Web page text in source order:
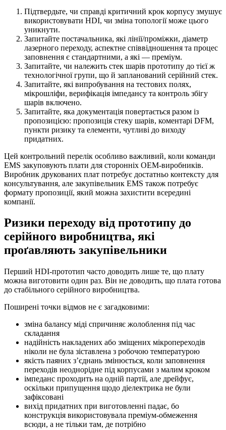
Підтвердьте, чи справді критичний крок корпусу змушує
використовувати HDI, чи зміна топології може цього
уникнути.
Запитайте постачальника, які лінії/проміжки, діаметр
лазерного переходу, аспектне співвідношення та процес
заповнення є стандартними, а які — преміум.
Запитайте, чи належить стек шарів прототипу до тієї ж
технологічної групи, що й запланований серійний стек.
Запитайте, які випробування на тестових полях,
мікрошліфи, верифікація імпедансу та контроль збігу
шарів включено.
Запитайте, яка документація повертається разом із
пропозицією: пропозиція стеку шарів, коментарі DFM,
пункти ризику та елементи, чутливі до виходу
придатних.
Цей контрольний перелік особливо важливий, коли команди
EMS закуповують плати для сторонніх OEM-виробників.
Виробник друкованих плат потребує достатньо контексту для
консультування, але закупівельник EMS також потребує
формату пропозиції, який можна захистити всередині
компанії.
Ризики переходу від прототипу до
серійного виробництва, які
проґавляють закупівельники
Перший HDI-прототип часто доводить лише те, що плату
можна виготовити один раз. Він не доводить, що плата готова
до стабільного серійного виробництва.
Поширені точки відмов не є загадковими:
зміна балансу міді спричиняє жолоблення під час
складання
надійність накладених або зміщених мікропереходів
ніколи не була зіставлена з робочою температурою
якість паяних з’єднань змінюється, коли заповнення
переходів неоднорідне під корпусами з малим кроком
імпеданс проходить на одній партії, але дрейфує,
оскільки припущення щодо діелектрика не були
зафіксовані
вихід придатних при виготовленні падає, бо
конструкція використовувала преміум-обмеження
всюди, а не тільки там, де потрібно